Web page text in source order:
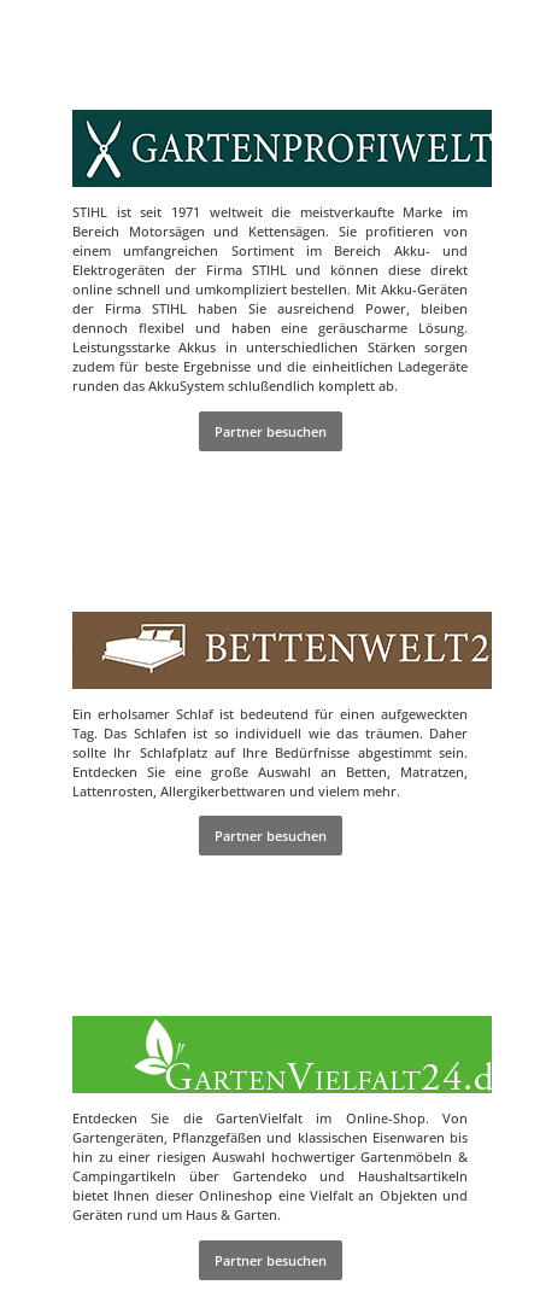
STIHL ist seit 1971 weltweit die meistverkaufte Marke im
Bereich Motorsägen und Kettensägen. Sie profitieren von
einem umfangreichen Sortiment im Bereich Akku- und
Elektrogeräten der Firma STIHL und können diese direkt
online schnell und umkompliziert bestellen. Mit Akku-Geräten
der Firma STIHL haben Sie ausreichend Power, bleiben
dennoch flexibel und haben eine geräuscharme Lösung.
Leistungsstarke Akkus in unterschiedlichen Stärken sorgen
zudem für beste Ergebnisse und die einheitlichen Ladegeräte
runden das AkkuSystem schlußendlich komplett ab.
Partner besuchen
Ein erholsamer Schlaf ist bedeutend für einen aufgeweckten
Tag. Das Schlafen ist so individuell wie das träumen. Daher
sollte Ihr Schlafplatz auf Ihre Bedürfnisse abgestimmt sein.
Entdecken Sie eine große Auswahl an Betten, Matratzen,
Lattenrosten, Allergikerbettwaren und vielem mehr.
Partner besuchen
Entdecken Sie die GartenVielfalt im Online-Shop. Von
Gartengeräten, Pflanzgefäßen und klassischen Eisenwaren bis
hin zu einer riesigen Auswahl hochwertiger Gartenmöbeln &
Campingartikeln über Gartendeko und Haushaltsartikeln
bietet Ihnen dieser Onlineshop eine Vielfalt an Objekten und
Geräten rund um Haus & Garten.
Partner besuchen